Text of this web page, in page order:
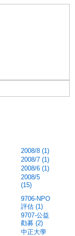
2008/8 (1)
2008/7 (1)
2008/6 (1)
2008/5
(15)
9706-NPO
評估 (1)
9707-公益
勸募 (2)
中正大學